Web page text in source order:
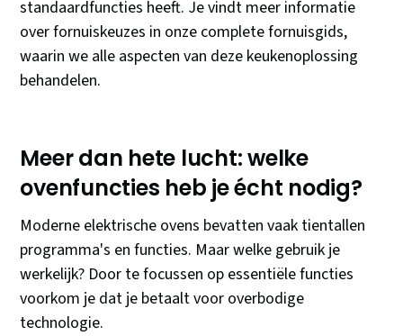
standaardfuncties heeft. Je vindt meer informatie
over fornuiskeuzes in onze complete fornuisgids,
waarin we alle aspecten van deze keukenoplossing
behandelen.
Meer dan hete lucht: welke
ovenfuncties heb je écht nodig?
Moderne elektrische ovens bevatten vaak tientallen
programma's en functies. Maar welke gebruik je
werkelijk? Door te focussen op essentiële functies
voorkom je dat je betaalt voor overbodige
technologie.